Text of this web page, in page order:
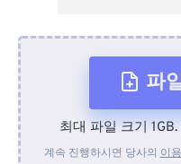
파
장치
최대 파일 크기 1GB.
계속 진행하시면 당사의 이